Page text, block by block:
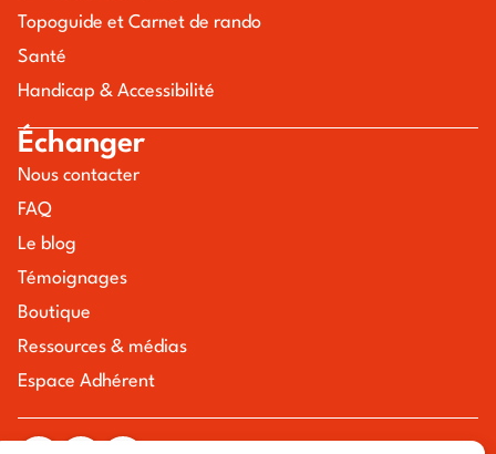
Topoguide et Carnet de rando
Santé
Handicap & Accessibilité
Échanger
Nous contacter
FAQ
Le blog
Témoignages
Boutique
Ressources & médias
Espace Adhérent